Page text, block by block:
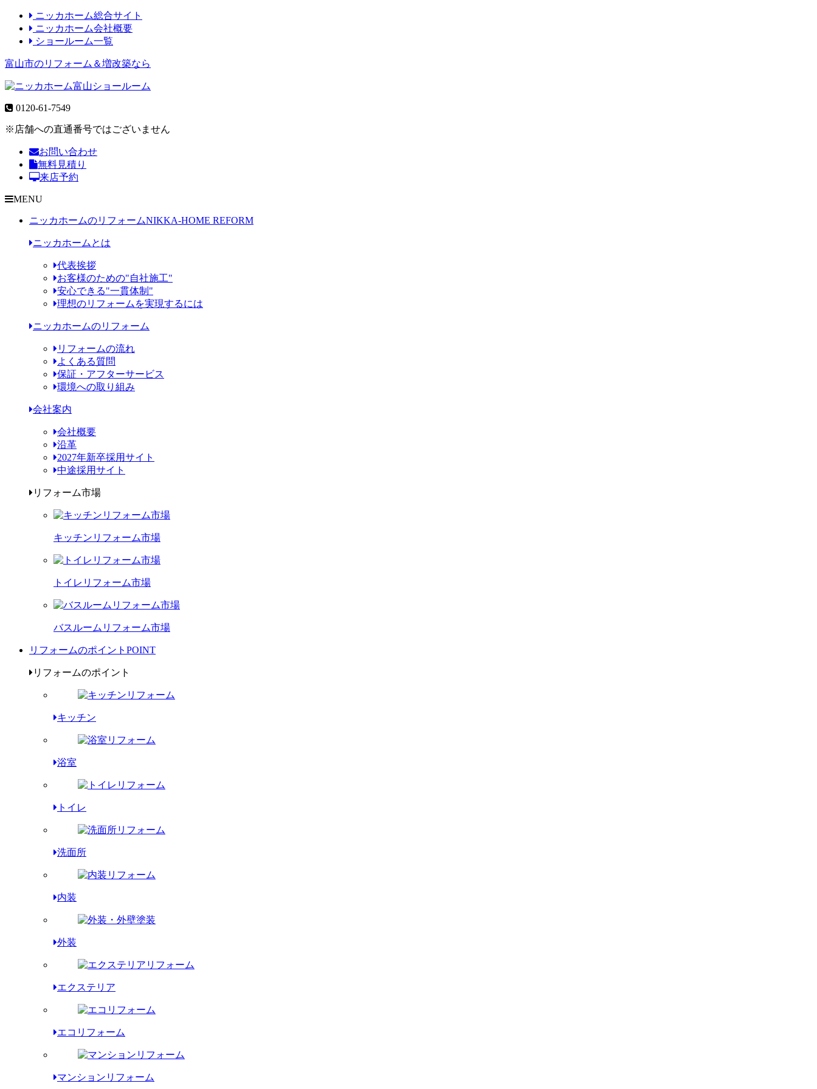
ニッカホーム総合サイト
ニッカホーム会社概要
ショールーム一覧
富山市のリフォーム＆増改築なら
0120-61-7549
※店舗への直通番号ではございません
お問い合わせ
無料見積り
来店予約
MENU
ニッカホームのリフォームNIKKA-HOME REFORM
ニッカホームとは
代表挨拶
お客様のための"自社施工"
安心できる"一貫体制"
理想のリフォームを実現するには
ニッカホームのリフォーム
リフォームの流れ
よくある質問
保証・アフターサービス
環境への取り組み
会社案内
会社概要
沿革
2027年新卒採用サイト
中途採用サイト
リフォーム市場
キッチンリフォーム市場
トイレリフォーム市場
バスルームリフォーム市場
リフォームのポイント POINT
リフォームのポイント
キッチン
浴室
トイレ
洗面所
内装
外装
エクステリア
エコリフォーム
マンションリフォーム